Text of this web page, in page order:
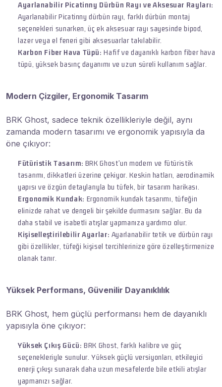
Ayarlanabilir Picatinny Dürbün Rayı ve Aksesuar Rayları:
Ayarlanabilir Picatinny dürbün rayı, farklı dürbün montaj
seçenekleri sunarken, üç ek aksesuar rayı sayesinde bipod,
lazer veya el feneri gibi aksesuarlar takılabilir.
Karbon Fiber Hava Tüpü:Hafif ve dayanıklı karbon fiber hava
tüpü, yüksek basınç dayanımı ve uzun süreli kullanım sağlar.
Modern Çizgiler, Ergonomik Tasarım
BRK Ghost, sadece teknik özellikleriyle değil, aynı
zamanda modern tasarımı ve ergonomik yapısıyla da
öne çıkıyor:
Fütüristik Tasarım: BRK Ghost'un modern ve fütüristik
tasarımı, dikkatleri üzerine çekiyor. Keskin hatları, aerodinamik
yapısı ve özgün detaylarıyla bu tüfek, bir tasarım harikası.
Ergonomik Kundak: Ergonomik kundak tasarımı, tüfeğin
elinizde rahat ve dengeli bir şekilde durmasını sağlar. Bu da
daha stabil ve isabetli atışlar yapmanıza yardımcı olur.
Kişiselleştirilebilir Ayarlar: Ayarlanabilir tetik ve dürbün rayı
gibi özellikler, tüfeği kişisel tercihlerinize göre özelleştirmenize
olanak tanır.
Yüksek Performans, Güvenilir Dayanıklılık
BRK Ghost, hem güçlü performansı hem de dayanıklı
yapısıyla öne çıkıyor:
Yüksek Çıkış Gücü: BRK Ghost, farklı kalibre ve güç
seçenekleriyle sunulur. Yüksek güçlü versiyonları, etkileyici
enerji çıkışı sunarak daha uzun mesafelerde bile etkili atışlar
yapmanızı sağlar.